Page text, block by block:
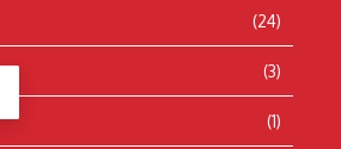
(24)
(3)
(1)